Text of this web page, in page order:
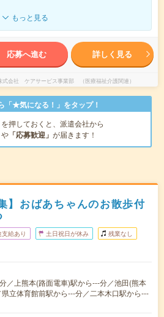
もっと見る
応募へ進む 詳しく見る
式会社 ケアサービス事業部 （医療福祉介護関連）
「★気になる！」をタップ！
を押しておくと、派遣会社から
や 「応募歓迎」 が届きます！
】おばあちゃんのお散歩付
給あり 土日祝日が休み 残業なし
／上熊本(路面電車)駅から---分／池田(熊本
立体育館前駅から---分／二本木口駅から---